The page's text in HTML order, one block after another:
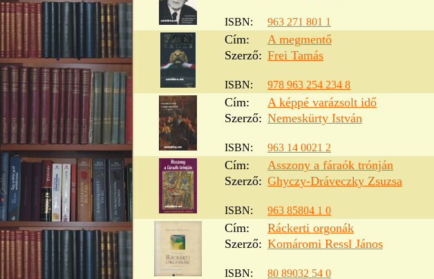
ISBN:
963 271 801 1
Cím:
A megmentő
Szerző: Frei Tamás
ISBN:
978 963 254 234 8
Cím:
A képpé varázsolt idő
Szerző: Nemeskürty István
ISBN:
963 14 0021 2
Cím:
Asszony a fáraók trónján
Szerző: Ghyczy-Dráveczky Zsuzsa
ISBN:
963 85804 1 0
Cím:
Ráckerti orgonák
Szerző: Komáromi Ressl János
ISBN:
80 89032 54 0